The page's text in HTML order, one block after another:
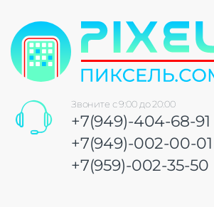
Звоните с 9:00 до 20:00
+7(949)-404-68-91
+7(949)-002-00-01
+7(959)-002-35-50